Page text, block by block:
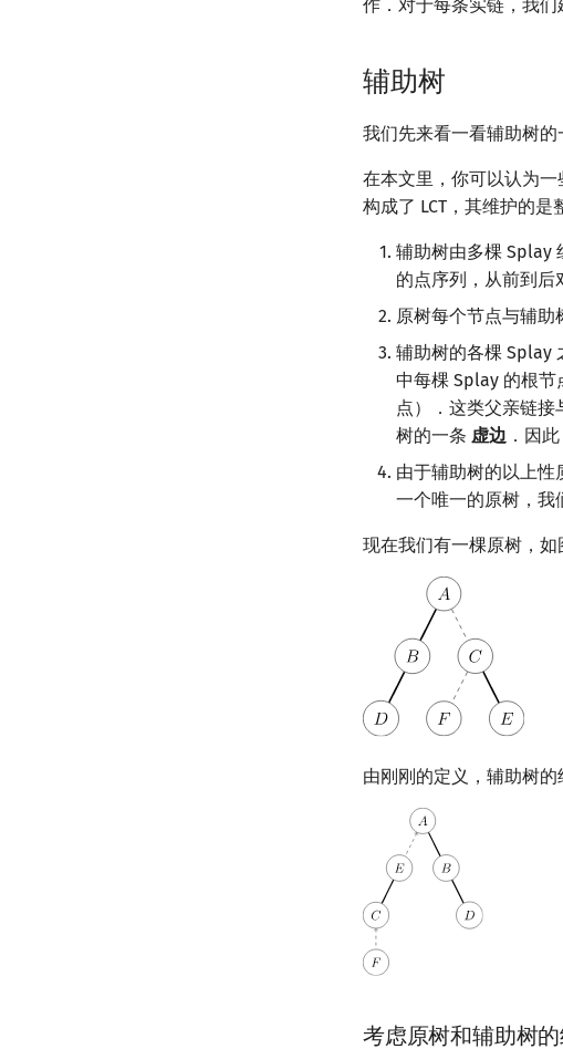
作．对于每条实链，我们
辅助树
我们先来看一看辅助树
在本文里，你可以认为
构成了 LCT，其维护的是
辅助树由多棵 Splay
的点序列，从前到后
原树每个节点与辅助
辅助树的各棵 Splay
中每棵 Splay 的根节
点）．这类父亲链
树的一条 虚边 ．因
由于辅助树的以上性
一个唯一的原树，我
现在我们有一棵原树，如
由刚刚的定义，辅助树的
考虑原树和辅助树